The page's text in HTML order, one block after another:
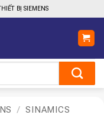
BỊ SIEMENS
/ SINAMICS